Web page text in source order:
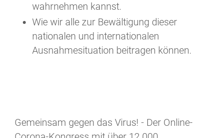
wahrnehmen kannst.
Wie wir alle zur Bewältigung dieser
nationalen und internationalen
Ausnahmesituation beitragen können.
Gemeinsam gegen das Virus! - Der Online-